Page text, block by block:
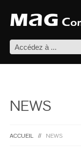
NEWS
ACCUEIL NEWS